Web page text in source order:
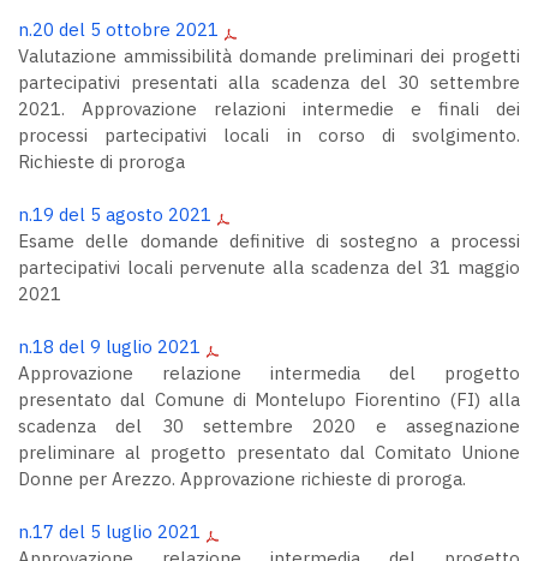
n.20 del 5 ottobre 2021
Valutazione ammissibilità domande preliminari dei progetti
partecipativi presentati alla scadenza del 30 settembre
2021. Approvazione relazioni intermedie e finali dei
processi partecipativi locali in corso di svolgimento.
Richieste di proroga
n.19 del 5 agosto 2021
Esame delle domande definitive di sostegno a processi
partecipativi locali pervenute alla scadenza del 31 maggio
2021
n.18 del 9 luglio 2021
Approvazione relazione intermedia del progetto
presentato dal Comune di Montelupo Fiorentino (FI) alla
scadenza del 30 settembre 2020 e assegnazione
preliminare al progetto presentato dal Comitato Unione
Donne per Arezzo. Approvazione richieste di proroga.
n.17 del 5 luglio 2021